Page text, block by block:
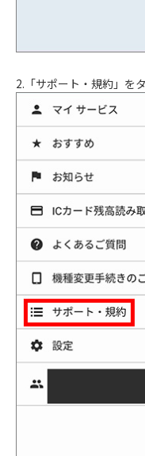
2.「サポート・規約」を